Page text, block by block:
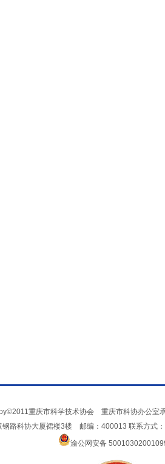
重庆市科学技术协会 重庆市科协办公室
钢路科协大厦裙楼3楼 邮编：400013 联系方式
渝公网安备